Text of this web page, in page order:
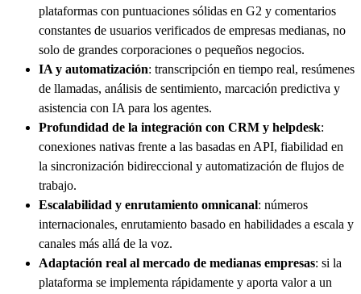
plataformas con puntuaciones sólidas en G2 y comentarios
constantes de usuarios verificados de empresas medianas, no
solo de grandes corporaciones o pequeños negocios.
IA y automatización: transcripción en tiempo real, resúmenes
de llamadas, análisis de sentimiento, marcación predictiva y
asistencia con IA para los agentes.
Profundidad de la integración con CRM y helpdesk:
conexiones nativas frente a las basadas en API, fiabilidad en
la sincronización bidireccional y automatización de flujos de
trabajo.
Escalabilidad y enrutamiento omnicanal: números
internacionales, enrutamiento basado en habilidades a escala y
canales más allá de la voz.
Adaptación real al mercado de medianas empresas: si la
plataforma se implementa rápidamente y aporta valor a un